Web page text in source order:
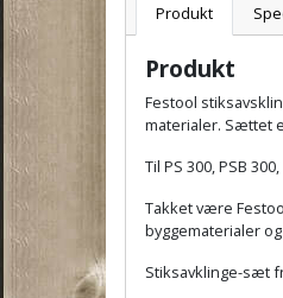
Produkt
Produkt
Festool
materialer. Sættet
Til PS 300, PSB
Takket være
byggematerialer
Stiksavklinge-sæt